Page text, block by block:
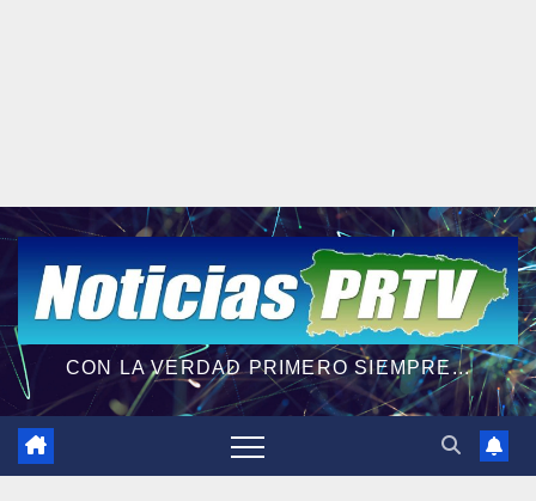
CON LA VERDAD PRIMERO SIEMPRE...